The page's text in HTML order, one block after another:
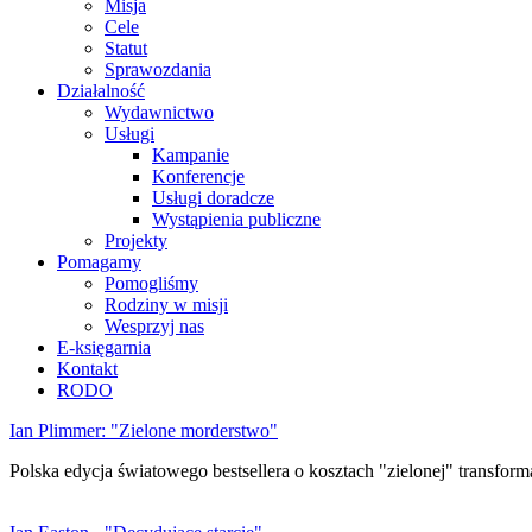
Misja
Cele
Statut
Sprawozdania
Działalność
Wydawnictwo
Usługi
Kampanie
Konferencje
Usługi doradcze
Wystąpienia publiczne
Projekty
Pomagamy
Pomogliśmy
Rodziny w misji
Wesprzyj nas
E-księgarnia
Kontakt
RODO
Ian Plimmer: "Zielone morderstwo"
Polska edycja światowego bestsellera o kosztach "zielonej"